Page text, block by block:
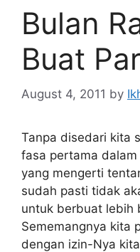
Bulan
Buat
August 4, 2011 by
Tanpa disedari kita
fasa pertama
yang mengerti
sudah pasti tidak
untuk berbuat lebih
Sememangnya kita
dengan izin-Nya